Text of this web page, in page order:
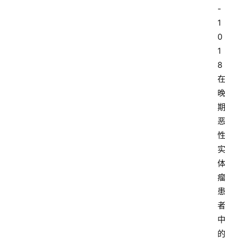
-
1
0
1
8
在
晚
期
恶
性
实
体
瘤
患
者
中
的